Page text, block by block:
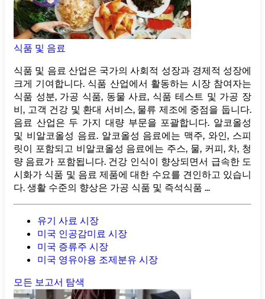
식품 및 음료
식품 및 음료 산업은 국가의 사회적 성장과 경제적 성장에
크게 기여합니다. 식품 산업에서 활동하는 시장 참여자는
식품 성분, 가공 식품, 동물 사료, 식품 테스트 및 가공 장
비, 고객 건강 및 환대 서비스, 물류 제조에 중점을 둡니다.
음료 산업은 두 가지 대량 부문을 포괄합니다. 알코올성
및 비알코올성 음료. 알코올성 음료에는 맥주, 와인, 스피
릿이 포함되고 비알코올성 음료에는 주스, 물, 커피, 차, 청
량 음료가 포함됩니다. 건강 인식이 향상되면서 급속한 도
시화가 식품 및 음료 제품에 대한 수요를 견인하고 있습니
다. 생활 수준의 향상은 가공 식품 및 즉석식품 ...
유기 사료 시장
미국 인공감미료 시장
미국 증류주 시장
미국 영유아용 조제분유 시장
모든 보고서 탐색